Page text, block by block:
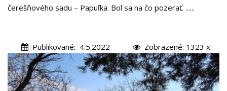
čerešňového sadu – Papuľka. Bol sa na čo pozerať. ......
Publikované: 4.5.2022 Zobrazené: 1323 x